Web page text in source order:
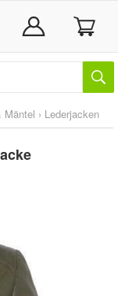
Mäntel › Lederjacken